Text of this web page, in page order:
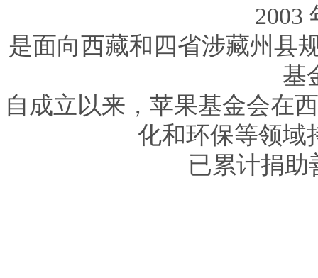
2003
是面向西藏和四省涉藏州县
基
自成立以来，苹果基金会在
化和环保等领域
已累计捐助